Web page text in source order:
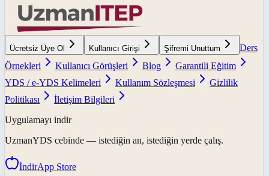
Ücretsiz Üye Ol Kullanıcı Girişi Şifremi Unuttum
Ders
Örnekleri
Kullanıcı Görüşleri Blog
Garantili Eğitim
YDS / e-YDS Kelimeleri
Kullanım Sözleşmesi
Gizlilik
Politikası
İletişim Bilgileri
Uygulamayı indir
UzmanYDS cebinde — istediğin an, istediğin yerde çalış.
İndirApp Store